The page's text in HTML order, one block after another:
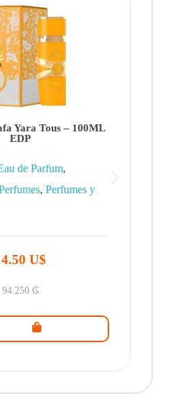
Yara Tous – 100ML
EDP
de Parfum,
, Perfumes y
U$
94.250 ₲